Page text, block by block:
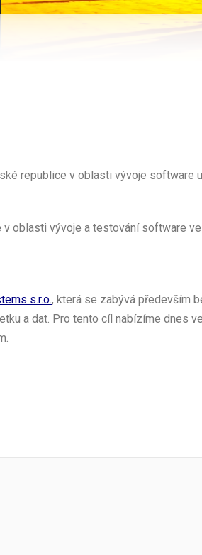
republice v oblasti vývoje software
oblasti vývoje a testování software
s.r.o., která se zabývá především
a dat. Pro tento cíl nabízíme dnes